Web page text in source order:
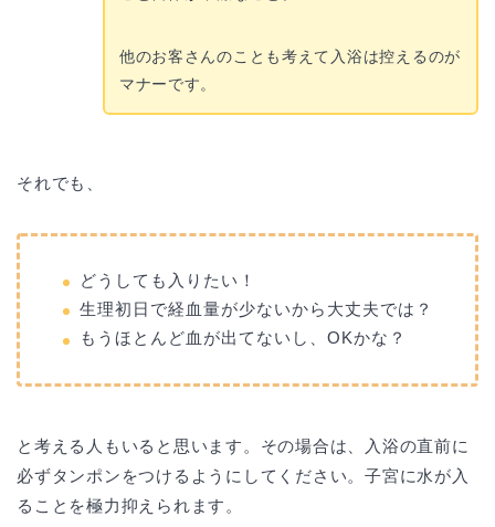
他のお客さんのことも考えて入浴は控えるのが
マナーです。
それでも、
どうしても入りたい！
生理初日で経血量が少ないから大丈夫では？
もうほとんど血が出てないし、OKかな？
と考える人もいると思います。その場合は、入浴の直前に
必ずタンポンをつけるようにしてください。子宮に水が入
ることを極力抑えられます。